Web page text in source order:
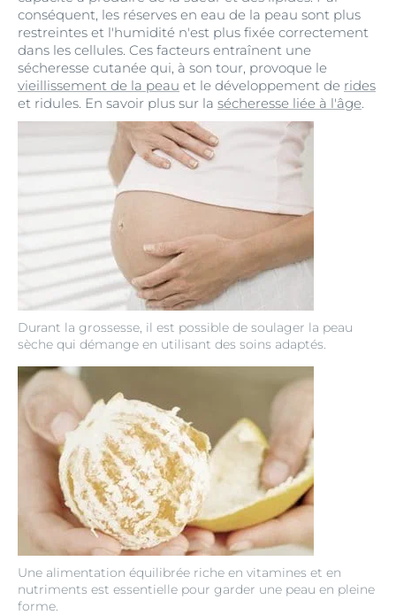
Durant la grossesse, il est possible de soulager la peau
sèche qui démange en utilisant des soins adaptés.
Une alimentation équilibrée riche en vitamines et en
nutriments est essentielle pour garder une peau en pleine
forme.
conséquent, les réserves en eau de la peau sont plus
restreintes et l'humidité n'est plus fixée correctement
dans les cellules. Ces facteurs entraînent une
sécheresse cutanée qui, à son tour, provoque le
vieillissement de la peau et le développement de rides
et ridules. En savoir plus sur la sécheresse liée à l'âge.